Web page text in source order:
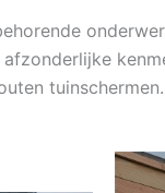
tuinschermen.